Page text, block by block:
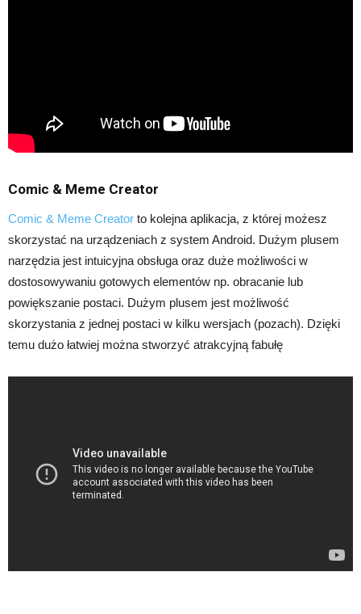
Comic & Meme Creator
Comic & Meme Creator to kolejna aplikacja, z której możesz
skorzystać na urządzeniach z system Android. Dużym plusem
narzędzia jest intuicyjna obsługa oraz duże możliwości w
dostosowywaniu gotowych elementów np. obracanie lub
powiększanie postaci. Dużym plusem jest możliwość
skorzystania z jednej postaci w kilku wersjach (pozach). Dzięki
temu dużo łatwiej można stworzyć atrakcyjną fabułę